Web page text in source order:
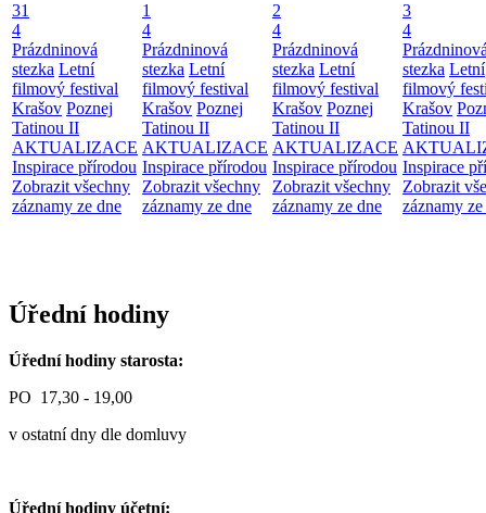
31
4
Prázdninová
stezka Letní
filmový festival
Krašov Poznej
Tatinou II
AKTUALIZACE
Inspirace přírodou
Zobrazit všechny
záznamy ze dne
1
4
Prázdninová
stezka Letní
filmový festival
Krašov Poznej
Tatinou II
AKTUALIZACE
Inspirace přírodou
Zobrazit všechny
záznamy ze dne
2
4
Prázdninová
stezka Letní
filmový festival
Krašov Poznej
Tatinou II
AKTUALIZACE
Inspirace přírodou
Zobrazit všechny
záznamy ze dne
3
4
stezka Letní
filmový
Krašov
Tatinou II
Inspirace
Zobrazit
záznamy
Úřední hodiny
Úřední hodiny starosta:
PO 17,30 - 19,00
v ostatní dny dle domluvy
Úřední hodiny účetní: